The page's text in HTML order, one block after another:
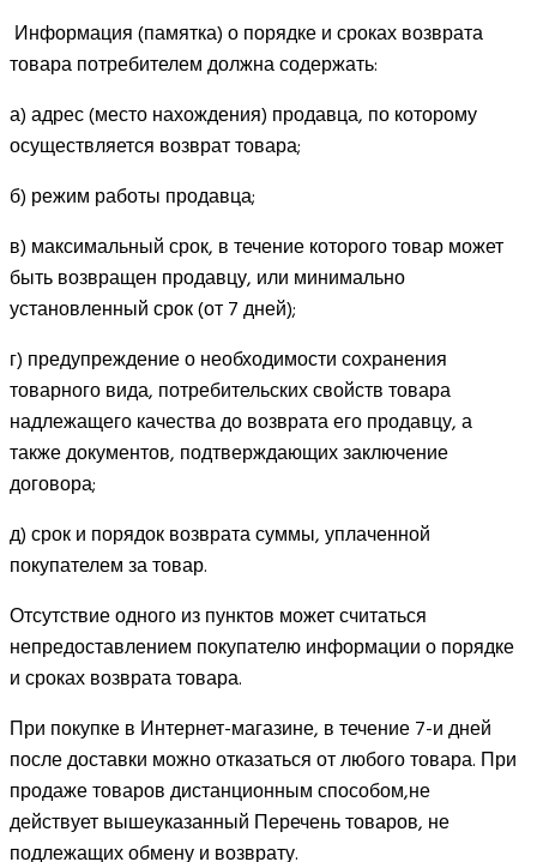
Информация (памятка) о порядке и сроках возврата
товара потребителем должна содержать:
а) адрес (место нахождения) продавца, по которому
осуществляется возврат товара;
б) режим работы продавца;
в) максимальный срок, в течение которого товар может
быть возвращен продавцу, или минимально
установленный срок (от 7 дней);
г) предупреждение о необходимости сохранения
товарного вида, потребительских свойств товара
надлежащего качества до возврата его продавцу, а
также документов, подтверждающих заключение
договора;
д) срок и порядок возврата суммы, уплаченной
покупателем за товар.
Отсутствие одного из пунктов может считаться
непредоставлением покупателю информации о порядке
и сроках возврата товара.
При покупке в Интернет-магазине, в течение 7-и дней
после доставки можно отказаться от любого товара. При
продаже товаров дистанционным способом,не
действует вышеуказанный Перечень товаров, не
подлежащих обмену и возврату.